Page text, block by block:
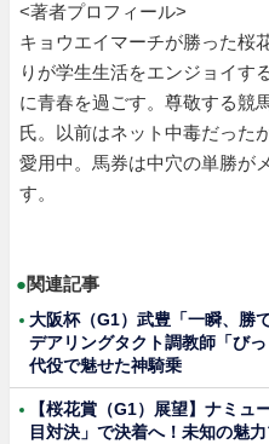
<著者プロフィール>
キョウエイマーチが勝った桜
りが学生生活をエンジョイす
に青春を過ごす。尊敬する競
氏。以前はネット中毒だった
愛用中。馬券は中穴の単勝が
す。
●関連記事
大阪杯（G1）武豊「一瞬、勝
デアリングタクト調教師「び
代役で魅せた神騎乗
【桜花賞（G1）展望】ナミュ
目対決」で決着へ！未知の魅